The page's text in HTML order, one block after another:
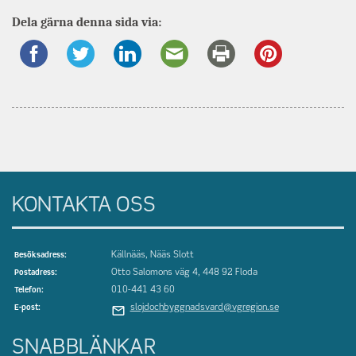
om
Dela gärna denna sida via:
KONTAKTA OSS
Besöksadress: Källnääs, Nääs Slott
Postadress: Otto Salomons väg 4, 448 92 Floda
Telefon: 010-441 43 60
E-post: slojdochbyggnadsvard@vgregion.se
SNABBLÄNKAR